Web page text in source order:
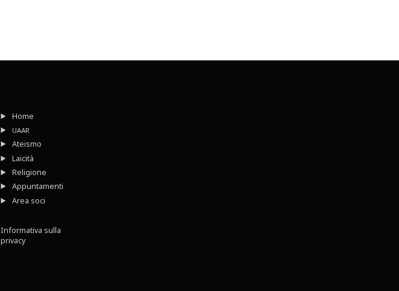
Home
UAAR
Ateismo
Laicità
Religione
Appuntamenti
Area soci
Informativa sulla
privacy